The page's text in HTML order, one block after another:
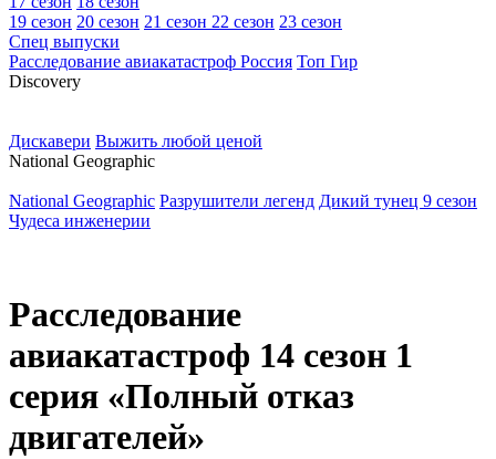
19 сезон 20 сезон 21 сезон 22 сезон 23 сезон
Спец выпуски
Расследование авиакатастроф Россия Топ Гир
Discovery
Дискавери Выжить любой ценой
National Geographic
National Geographic Разрушители легенд Дикий тунец 9 сезон
Чудеса инженерии
Расследование
авиакатастроф 14 сезон 1
серия «Полный отказ
двигателей»